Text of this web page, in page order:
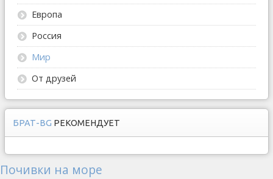
Европа
Россия
Мир
От друзей
БРАТ-BG РЕКОМЕНДУЕТ
Почивки на море